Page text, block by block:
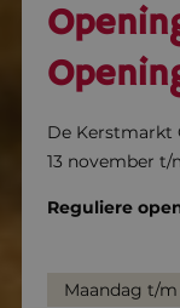
De Kerstmarkt
13 november t/
Reguliere
Maandag t/